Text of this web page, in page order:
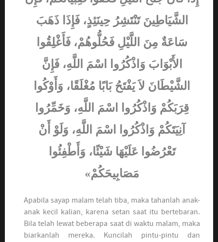
الشَّيَاطِينَ تَنْتَشِرُ حِينَئِذٍ، فَإِذَا ذَهَبَ
سَاعَةٌ مِنَ اللَّيْلِ فَحُلُّوهُمْ، فَأَغْلِقُوا
الأَبْوَابَ وَاذْكُرُوا اسْمَ اللَّهِ، فَإِنَّ
الشَّيْطَانَ لاَ يَفْتَحُ بَابًا مُغْلَقًا، وَأَوْكُوا
قِرَبَكُمْ وَاذْكُرُوا اسْمَ اللَّهِ، وَخَمِّرُوا
آنِيَتَكُمْ وَاذْكُرُوا اسْمَ اللَّهِ، وَلَوْ أَنْ
تَعْرُضُوا عَلَيْهَا شَيْئًا، وَأَطْفِئُوا
مَصَابِيحَكُمْ»
Apabila sayap malam telah tiba, maka tahanlah anak-
anak kecil kalian, karena setan saat itu bertebaran.
Bila telah lewat beberapa saat di waktu malam, maka
biarkanlah mereka. Kuncilah pintu-pintu dan